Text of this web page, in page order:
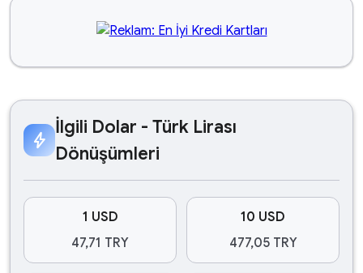
bolt
İlgili Dolar - Türk Lirası
Dönüşümleri
1 USD
47,71 TRY
10 USD
477,05 TRY